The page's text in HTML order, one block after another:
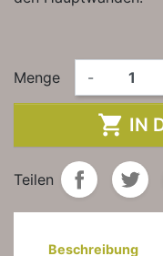
Menge -
 IN
Teilen
Beschreibung